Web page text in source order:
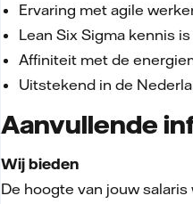
Ervaring met agile
Lean Six Sigma kennis
Affiniteit met de
Uitstekend in de
Aanvullende
Wij bieden
De hoogte van jouw